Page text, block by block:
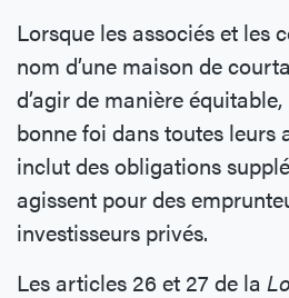
Lorsque les associés et les
nom d’une maison de
d’agir de manière
bonne foi dans toutes leurs
inclut des obligations
agissent pour des
investisseurs privés.
Les articles 26 et 27 de la